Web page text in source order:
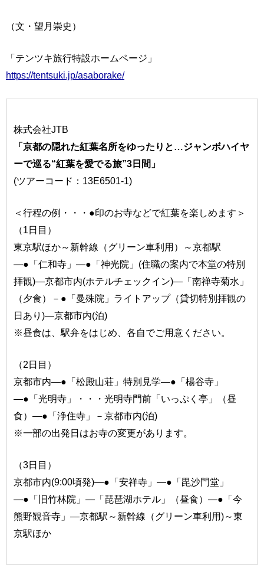
（文・望月崇史）
「テンツキ旅行特設ホームページ」
https://tentsuki.jp/asaborake/
株式会社JTB
「京都の隠れた紅葉名所をゆったりと…ジャンボハイヤ
ーで巡る“紅葉を愛でる旅”3日間」
(ツアーコード：13E6501-1)
＜行程の例・・・●印のお寺などで紅葉を楽しめます＞
（1日目）
東京駅ほか～新幹線（グリーン車利用）～京都駅
―●「仁和寺」―●「神光院」(住職の案内で本堂の特別
拝観)―京都市内(ホテルチェックイン)―「南禅寺菊水」
（夕食）－●「曼殊院」ライトアップ（貸切特別拝観の
日あり)―京都市内(泊)
※昼食は、駅弁をはじめ、各自でご用意ください。
（2日目）
京都市内―●「松殿山荘」特別見学―●「楊谷寺」
―●「光明寺」・・・光明寺門前「いっぷく亭」（昼
食）―●「浄住寺」－京都市内(泊)
※一部の出発日はお寺の変更があります。
（3日目）
京都市内(9:00頃発)―●「安祥寺」―●「毘沙門堂」
―●「旧竹林院」―「琵琶湖ホテル」（昼食）―●「今
熊野観音寺」―京都駅～新幹線（グリーン車利用)～東
京駅ほか